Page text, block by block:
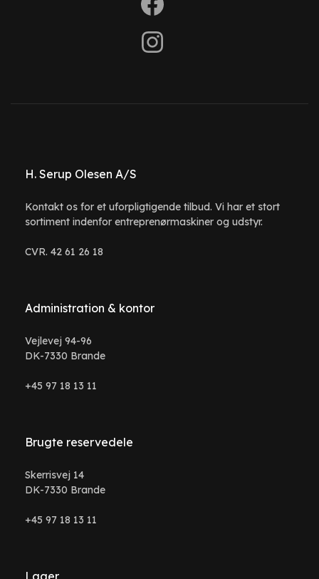
H. Serup Olesen A/S
Kontakt os for et uforpligtigende tilbud. Vi har et stort
sortiment indenfor entreprenørmaskiner og udstyr.
CVR. 42 61 26 18
Administration & kontor
Vejlevej 94-96
DK-7330 Brande
+45 97 18 13 11
Brugte reservedele
Skerrisvej 14
DK-7330 Brande
+45 97 18 13 11